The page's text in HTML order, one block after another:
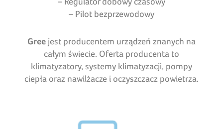
– Pilot bezprzewodowy
Gree jest producentem urządzeń znanych na
całym świecie. Oferta producenta to
klimatyzatory, systemy klimatyzacji, pompy
ciepła oraz nawilżacze i oczyszczacz powietrza.